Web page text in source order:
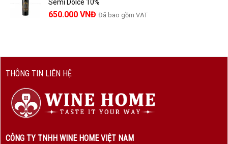
Semi Dolce 10%
650.000 VNĐ Đã bao gồm VAT
THÔNG TIN LIÊN HỆ
CÔNG TY TNHH WINE HOME VIỆT NAM